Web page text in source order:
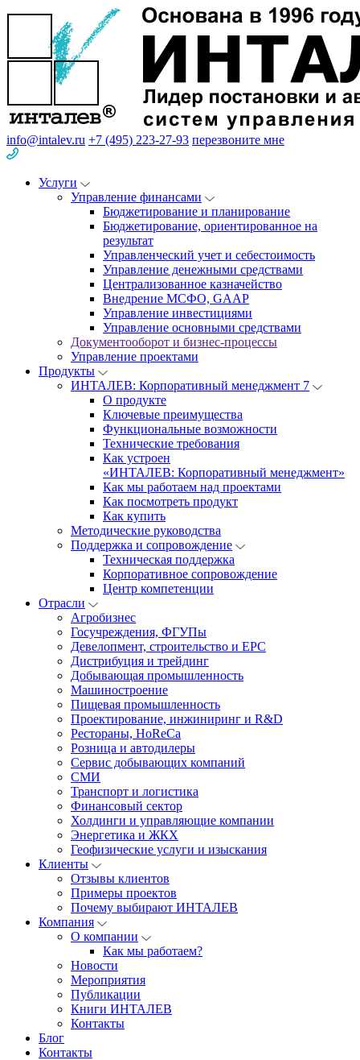
info@intalev.ru +7 (495) 223-27-93 перезвоните мне
Услуги
Управление финансами
Бюджетирование и планирование
Бюджетирование, ориентированное на
результат
Управленческий учет и себестоимость
Управление денежными средствами
Централизованное казначейство
Внедрение МСФО, GAAP
Управление инвестициями
Управление основными средствами
Документооборот и бизнес-процессы
Управление проектами
Продукты
ИНТАЛЕВ: Корпоративный менеджмент 7
О продукте
Ключевые преимущества
Функциональные возможности
Технические требования
Как устроен
«ИНТАЛЕВ: Корпоративный менеджмент»
Как мы работаем над проектами
Как посмотреть продукт
Как купить
Методические руководства
Поддержка и сопровождение
Техническая поддержка
Корпоративное сопровождение
Центр компетенции
Отрасли
Агробизнес
Госучреждения, ФГУПы
Девелопмент, строительство и EPC
Дистрибуция и трейдинг
Добывающая промышленность
Машиностроение
Пищевая промышленность
Проектирование, инжиниринг и R&D
Рестораны, HoReCa
Розница и автодилеры
Сервис добывающих компаний
СМИ
Транспорт и логистика
Финансовый сектор
Холдинги и управляющие компании
Энергетика и ЖКХ
Геофизические услуги и изыскания
Клиенты
Отзывы клиентов
Примеры проектов
Почему выбирают ИНТАЛЕВ
Компания
О компании
Как мы работаем?
Новости
Мероприятия
Публикации
Книги ИНТАЛЕВ
Контакты
Блог
Контакты